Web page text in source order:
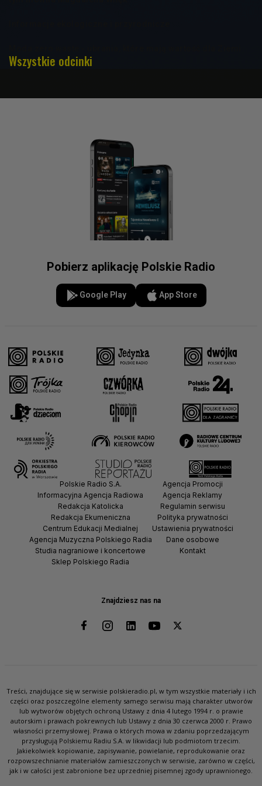
Wszystkie odcinki
Pobierz aplikację Polskie Radio
Google Play App Store
Znajdziesz nas na
Polskie Radio S.A.
Informacyjna Agencja Radiowa
Redakcja Katolicka
Redakcja Ekumeniczna
Centrum Edukacji Medialnej
Agencja Muzyczna Polskiego Radia
Studia nagraniowe i koncertowe
Sklep Polskiego Radia
Agencja Promocji
Agencja Reklamy
Regulamin serwisu
Polityka prywatności
Ustawienia prywatności
Dane osobowe
Kontakt
Treści, znajdujące się w serwisie polskieradio.pl, w tym wszystkie materiały i ich
części oraz poszczególne elementy samego serwisu mają charakter utworów
lub wytworów objętych ochroną Ustawy z dnia 4 lutego 1994 r. o prawie
autorskim i prawach pokrewnych lub Ustawy z dnia 30 czerwca 2000 r. Prawo
własności przemysłowej. Prawa o których mowa w zdaniu poprzedzającym
przysługują Polskiemu Radiu S.A. w likwidacji lub podmiotom trzecim.
Jakiekolwiek kopiowanie, zapisywanie, powielanie, reprodukowanie oraz
rozpowszechnianie materiałów zamieszczonych w serwisie, zarówno w części,
jak i w całości jest zabronione bez uprzedniej pisemnej zgody uprawnionego.